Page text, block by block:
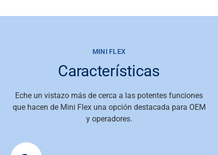
MINI FLEX
Características
Eche un vistazo más de cerca a las potentes funciones
que hacen de Mini Flex una opción destacada para OEM
y operadores.